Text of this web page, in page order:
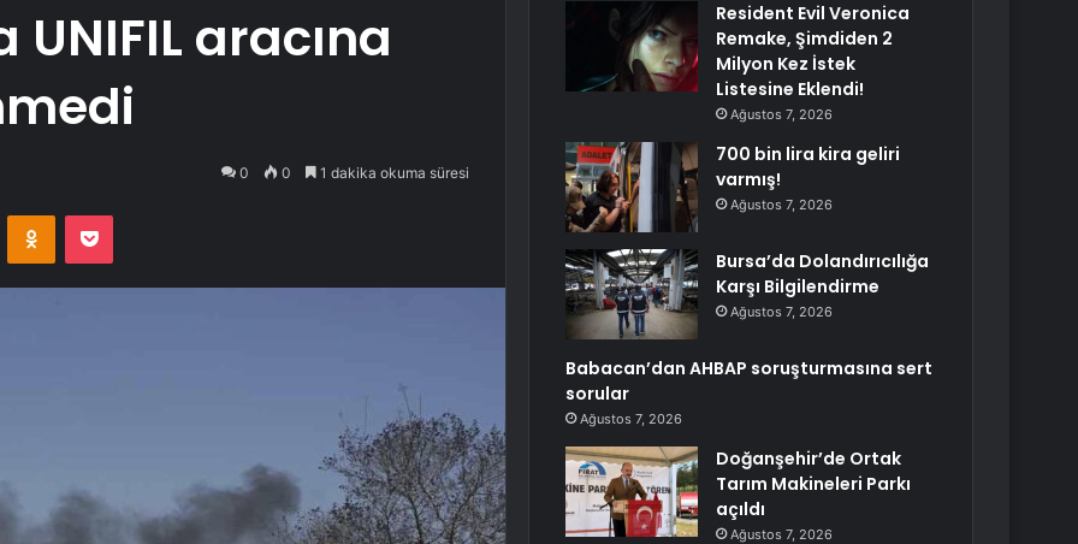
aracına
0 0 1 dakika okuma süresi
Odnoklassniki
Pocket
Resident Evil Veronica
Remake, Şimdiden 2
Milyon Kez İstek
Listesine Eklendi!
Ağustos 7, 2026
700 bin lira kira geliri
varmış!
Ağustos 7, 2026
Bursa’da Dolandırıcılığa
Karşı Bilgilendirme
Ağustos 7, 2026
Babacan’dan AHBAP soruşturmasına sert
sorular
Ağustos 7, 2026
Doğanşehir’de Ortak
Tarım Makineleri Parkı
açıldı
Ağustos 7, 2026